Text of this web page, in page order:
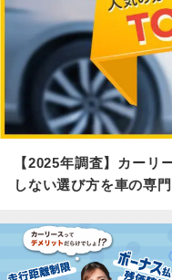
【2025年調査】カーリ
しない選び方を車の専